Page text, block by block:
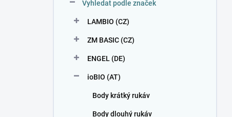
Vyhledat podle značek
LAMBIO (CZ)
ZM BASIC (CZ)
ENGEL (DE)
ioBIO (AT)
Body krátký rukáv
Body dlouhý rukáv